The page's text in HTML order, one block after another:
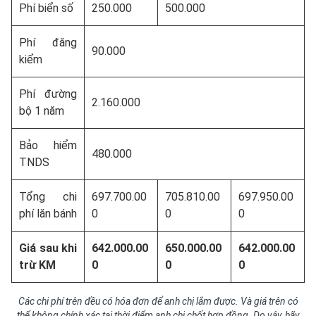
Phí biển số 250.000 500.000
Phí đăng
kiểm
90.000
Phí đường
bộ 1 năm
2.160.000
Bảo hiểm
TNDS
480.000
Tổng chi
phí lăn bánh
697.700.00
0
705.810.00
0
697.950.00
0
Giá sau khi
trừ KM
642.000.00
0
650.000.00
0
642.000.00
0
Các chi phí trên đều có hóa đơn để anh chị lắm được. Và giá trên có